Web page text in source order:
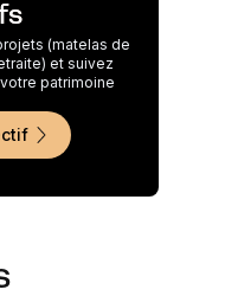
(matelas de
et suivez
patrimoine